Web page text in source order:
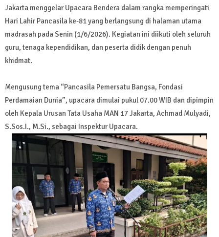
Jakarta menggelar Upacara Bendera dalam rangka memperingati
Hari Lahir Pancasila ke-81 yang berlangsung di halaman utama
madrasah pada Senin (1/6/2026). Kegiatan ini diikuti oleh seluruh
guru, tenaga kependidikan, dan peserta didik dengan penuh
khidmat.
Mengusung tema “Pancasila Pemersatu Bangsa, Fondasi
Perdamaian Dunia”, upacara dimulai pukul 07.00 WIB dan dipimpin
oleh Kepala Urusan Tata Usaha MAN 17 Jakarta, Achmad Mulyadi,
S.Sos.I., M.Si., sebagai Inspektur Upacara.